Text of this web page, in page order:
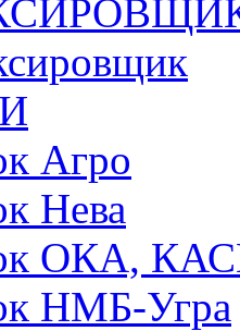
Агро
Нева
ОКА,
НМБ-Угра